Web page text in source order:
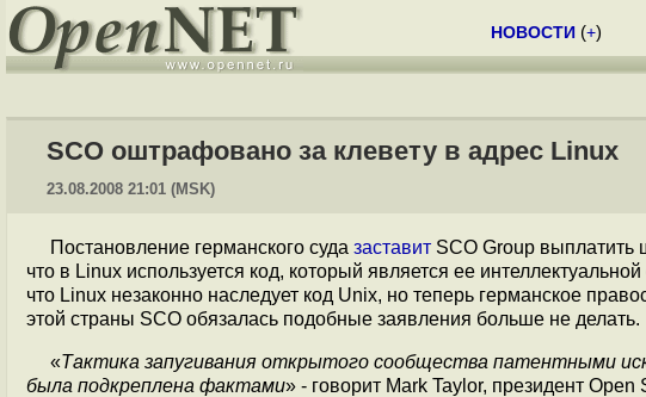
НОВОСТИ (+)
SCO оштрафовано за клевету в адрес Linux
23.08.2008 21:01 (MSK)
Постановление германского суда заставит SCO Group выплатить
что в Linux используется код, который является ее
что Linux незаконно наследует код Unix, но теперь германское
этой страны SCO обязалась подобные заявления больше не делать.
«Тактика запугивания открытого сообщества патентными
была подкреплена фактами» - говорит Mark Taylor, президент